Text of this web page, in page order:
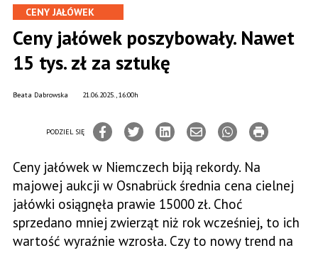
CENY JAŁÓWEK
Ceny jałówek poszybowały. Nawet
15 tys. zł za sztukę
21.06.2025., 16:00h
Beata Dabrowska
PODZIEL SIĘ
Ceny jałówek w Niemczech biją rekordy. Na
majowej aukcji w Osnabrück średnia cena cielnej
jałówki osiągnęła prawie 15000 zł. Choć
sprzedano mniej zwierząt niż rok wcześniej, to ich
wartość wyraźnie wzrosła. Czy to nowy trend na